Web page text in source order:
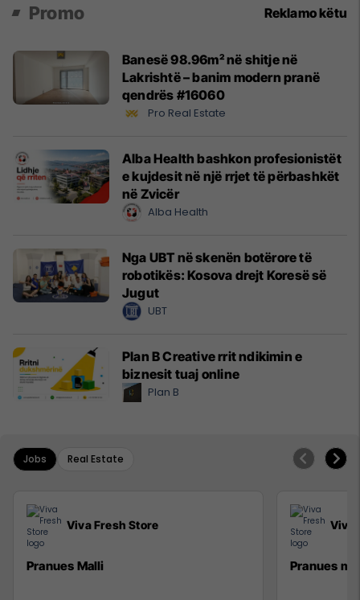
Promo Reklamo këtu
Banesë 98.96m² në shitje në
Lakrishtë – banim modern pranë
qendrës #16060
Pro Real Estate
Alba Health bashkon profesionistët
e kujdesit në një rrjet të përbashkët
në Zvicër
Alba Health
Nga UBT në skenën botërore të
robotikës: Kosova drejt Koresë së
Jugut
UBT
Plan B Creative rrit ndikimin e
biznesit tuaj online
Plan B
Jobs Real Estate
Viva Fresh Store
Pranues Malli
Viva
Pranues